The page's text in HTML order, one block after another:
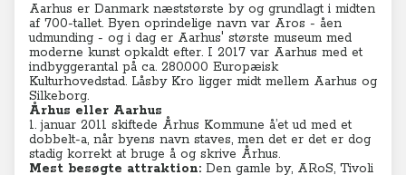
Aarhus er Danmark næststørste by og grundlagt i midten
af 700-tallet. Byen oprindelige navn var Aros - åen
udmunding - og i dag er Aarhus' største museum med
moderne kunst opkaldt efter. I 2017 var Aarhus med et
indbyggerantal på ca. 280.000 Europæisk
Kulturhovedstad. Låsby Kro ligger midt mellem Aarhus og
Silkeborg.
Århus eller Aarhus
1. januar 2011 skiftede Århus Kommune å’et ud med et
dobbelt-a, når byens navn staves, men det er det er dog
stadig korrekt at bruge å og skrive Århus.
Mest besøgte attraktion: Den gamle by, ARoS, Tivoli